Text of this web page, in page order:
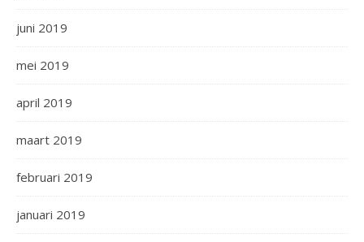
juni 2019
mei 2019
april 2019
maart 2019
februari 2019
januari 2019